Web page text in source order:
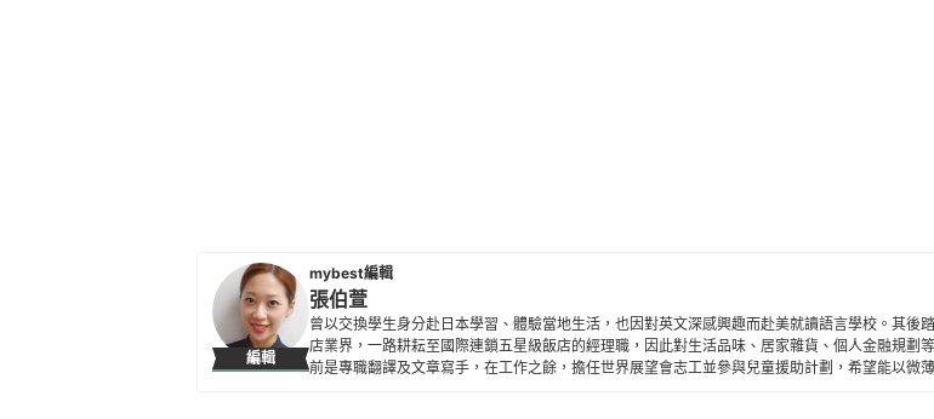
編輯
mybest編輯
張伯萱
曾以交換學生身分赴日本學習、體驗當地生活，也因對英文深感興趣而赴美就讀語言學校。其後
店業界，一路耕耘至國際連鎖五星級飯店的經理職，因此對生活品味、居家雜貨、個人金融規劃
前是專職翻譯及文章寫手，在工作之餘，擔任世界展望會志工並參與兒童援助計劃，希望能以微